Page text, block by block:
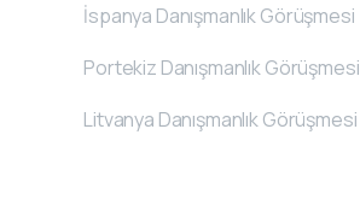
İspanya Danışmanlık Görüşmesi
Portekiz Danışmanlık Görüşmesi
Litvanya Danışmanlık Görüşmesi